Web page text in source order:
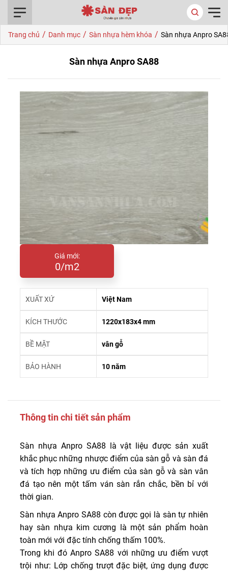
Trang chủ / Danh mục / Sàn nhựa hèm khóa / Sàn nhựa Anpro
Sàn nhựa Anpro SA88
Giá mới:
0/m2
XUẤT XỨ Việt Nam
KÍCH THƯỚC 1220x183x4 mm
BỀ MẶT vân gỗ
BẢO HÀNH 10 năm
Thông tin chi tiết sản phẩm
Sàn nhựa Anpro SA88 là vật liệu được sản xuất
khắc phục những nhược điểm của sàn gỗ và sàn đá
và tích hợp những ưu điểm của sàn gỗ và sàn vân
đá tạo nên một tấm ván sàn rắn chắc, bền bỉ với
thời gian.
Sàn nhựa Anpro SA88 còn được gọi là sàn tự nhiên
hay sàn nhựa kim cương là một sản phẩm hoàn
toàn mới với đặc tính chống thấm 100%.
Trong khi đó Anpro SA88 với những ưu điểm vượt
trội như: Lớp chống trượt đặc biệt, ứng dụng được